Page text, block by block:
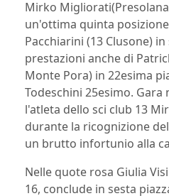
Mirko Migliorati
un'ottima quinta
Pacchiarini (13 Clusone)
prestazioni anche di
Monte Pora) in 22esima
Todeschini 25esimo.
l'atleta dello sci club 13
durante la ricognizione
un brutto infortunio alla
Nelle quote rosa Giulia
16, conclude in sesta